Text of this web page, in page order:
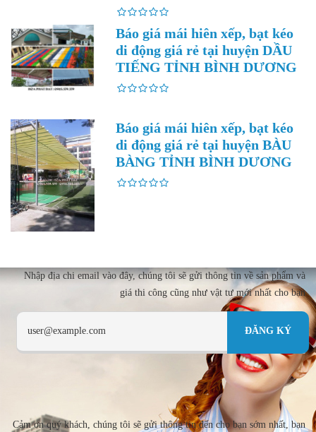
Báo giá mái hiên xếp, bạt kéo
di động giá rẻ tại huyện DẦU
TIẾNG TỈNH BÌNH DƯƠNG
Báo giá mái hiên xếp, bạt kéo
di động giá rẻ tại huyện BÀU
BÀNG TỈNH BÌNH DƯƠNG
Nhập địa chi email vào đây, chúng tôi sẽ gửi thông tin về sản phẩm và
giá thi công cũng như vật tư mới nhất cho bạn
Cảm ơn quý khách, chúng tôi sẽ gửi thông tin đến cho bạn sớm nhất, bạn